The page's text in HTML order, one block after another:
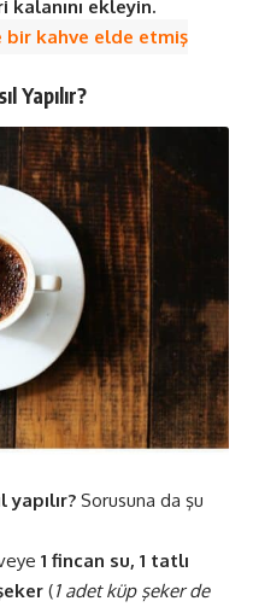
kalanını ekleyin.
kahve elde etmiş
Yapılır?
Sorusuna da şu
1 fincan su, 1 tatlı
(1 adet küp şeker de